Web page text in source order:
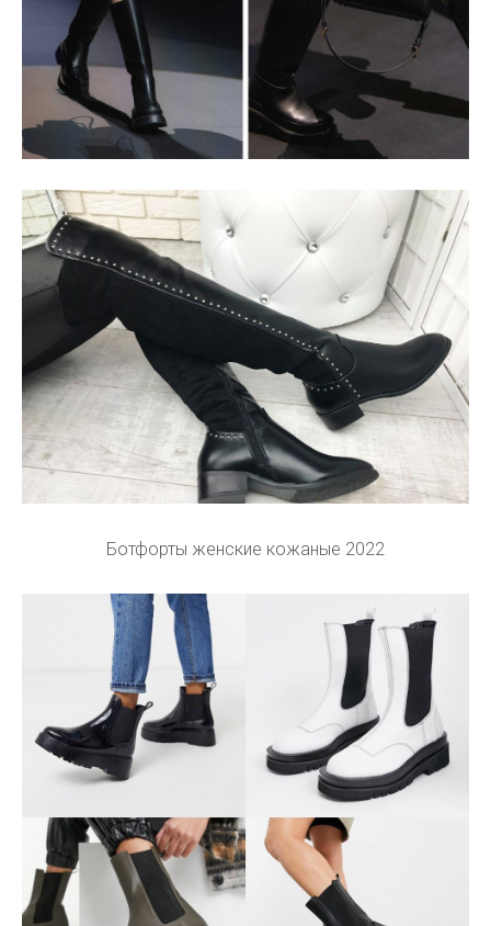
Ботфорты женские кожаные 2022